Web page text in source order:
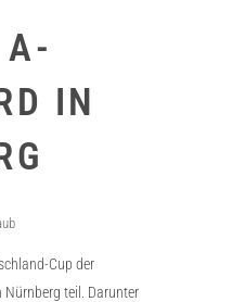
A-
IN
Cup der
teil. Darunter